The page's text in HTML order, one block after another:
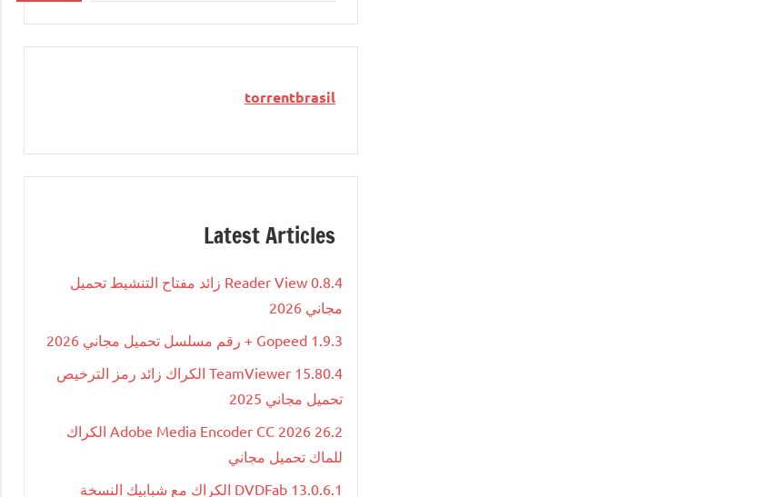
torrentbrasil
Latest Articles
Reader View 0.8.4 زائد مفتاح التنشيط تحميل
مجاني 2026
Gopeed 1.9.3 + رقم مسلسل تحميل مجاني 2026
TeamViewer 15.80.4 الكراك زائد رمز الترخيص
تحميل مجاني 2025
Adobe Media Encoder CC 2026 26.2 الكراك
للماك تحميل مجاني
DVDFab 13.0.6.1 الكراك مع شبابيك النسخة